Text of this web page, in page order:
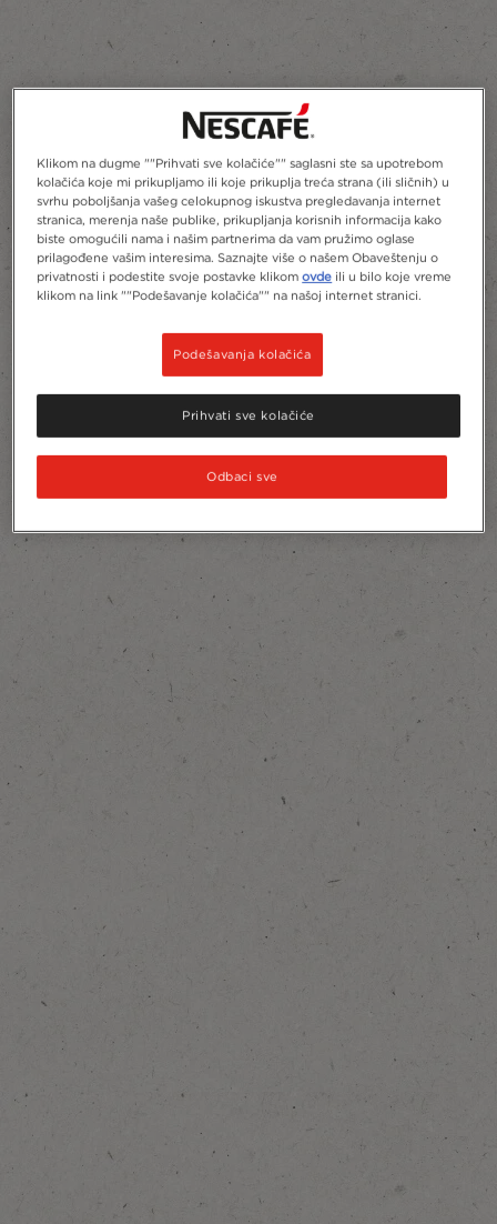
Klikom na dugme ""Prihvati sve kolačiće"" saglasni ste sa upotrebom
kolačića koje mi prikupljamo ili koje prikuplja treća strana (ili sličnih) u
svrhu poboljšanja vašeg celokupnog iskustva pregledavanja internet
stranica, merenja naše publike, prikupljanja korisnih informacija kako
biste omogućili nama i našim partnerima da vam pružimo oglase
prilagođene vašim interesima. Saznajte više o našem Obaveštenju o
privatnosti i podestite svoje postavke klikomovde ili u bilo koje vreme
klikom na link ""Podešavanje kolačića"" na našoj internet stranici.
Podešavanja kolačića
Odbaci sve
Prihvati sve kolačiće